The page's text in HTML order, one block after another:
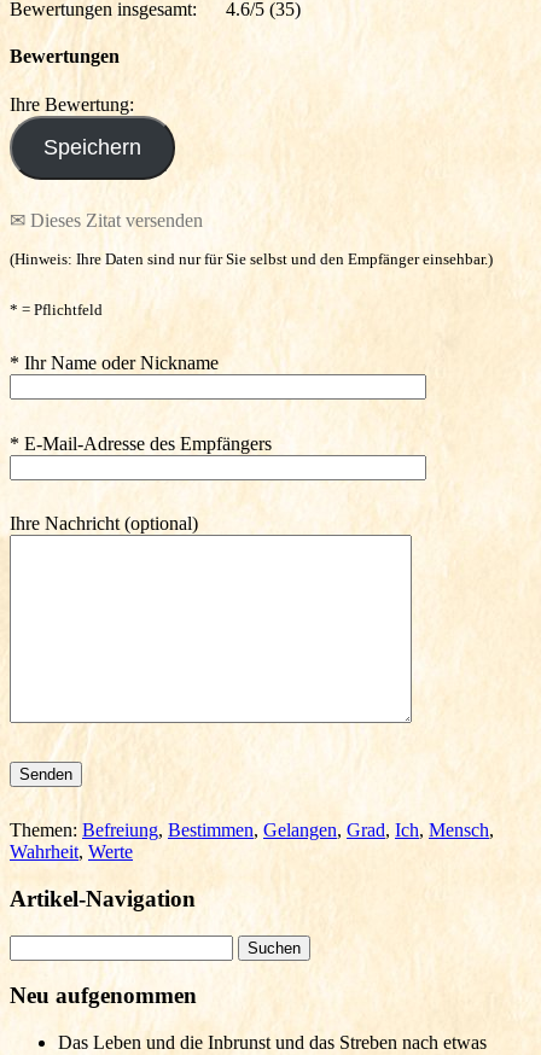
Bewertungen insgesamt:
4.6/5 (35)
Bewertungen
Ihre Bewertung:
✉ Dieses Zitat versenden
(Hinweis: Ihre Daten sind nur für Sie selbst und den Empfänger einsehbar.)
* = Pflichtfeld
* Ihr Name oder Nickname
* E-Mail-Adresse des Empfängers
Ihre Nachricht (optional)
Bitte lasse dieses Feld leer.
Themen: Befreiung, Bestimmen, Gelangen, Grad, Ich, Mensch,
Wahrheit, Werte
Artikel-Navigation
nach:
Neu aufgenommen
Das Leben und die Inbrunst und das Streben nach etwas